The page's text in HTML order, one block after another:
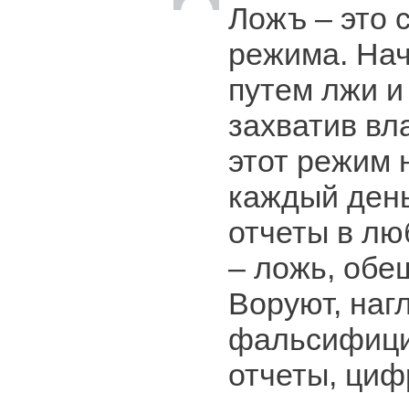
Ложъ – это
режима.
путем лжи
захватив
этот режим
каждый
отчеты в
– ложь,
Воруют,
отчеты,